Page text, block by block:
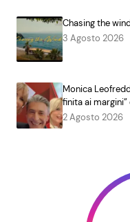
Chasing the
3 Agosto 2026
Monica
finita ai
2 Agosto 2026